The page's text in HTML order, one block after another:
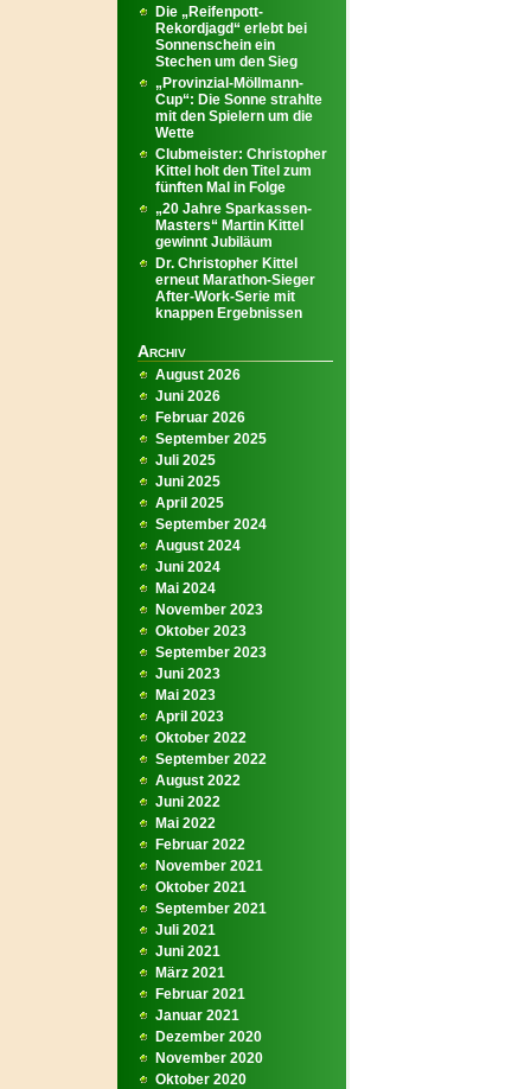
Die „Reifenpott-
Rekordjagd“ erlebt bei
Sonnenschein ein
Stechen um den Sieg
„Provinzial-Möllmann-
Cup“: Die Sonne strahlte
mit den Spielern um die
Wette
Clubmeister: Christopher
Kittel holt den Titel zum
fünften Mal in Folge
„20 Jahre Sparkassen-
Masters“ Martin Kittel
gewinnt Jubiläum
Dr. Christopher Kittel
erneut Marathon-Sieger
After-Work-Serie mit
knappen Ergebnissen
Archiv
August 2026
Juni 2026
Februar 2026
September 2025
Juli 2025
Juni 2025
April 2025
September 2024
August 2024
Juni 2024
Mai 2024
November 2023
Oktober 2023
September 2023
Juni 2023
Mai 2023
April 2023
Oktober 2022
September 2022
August 2022
Juni 2022
Mai 2022
Februar 2022
November 2021
Oktober 2021
September 2021
Juli 2021
Juni 2021
März 2021
Februar 2021
Januar 2021
Dezember 2020
November 2020
Oktober 2020